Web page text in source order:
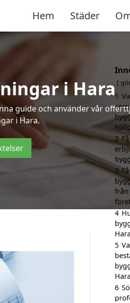
Hem Städer
i Hara
guide och använder vår
i Hara.
1
2
3
från
4
5
6